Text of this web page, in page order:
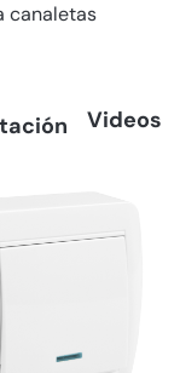
canaletas
Videos